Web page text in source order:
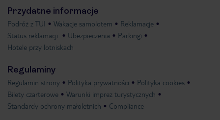
Przydatne informacje
Podróż z TUI Wakacje samolotem
Reklamacje
Status reklamacji
Ubezpieczenia
Parkingi
Hotele przy lotniskach
Regulaminy
Regulamin strony Polityka prywatności
Polityka cookies
Bilety czarterowe
Warunki imprez turystycznych
Standardy ochrony małoletnich
Compliance